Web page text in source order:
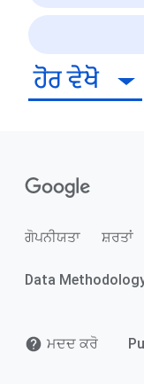
ਹੋਰ ਵੇਖੋ
ਗੋਪਨੀਯਤਾ ਸ਼ਰਤਾਂ
Data
ਮਦਦ ਕਰੋ